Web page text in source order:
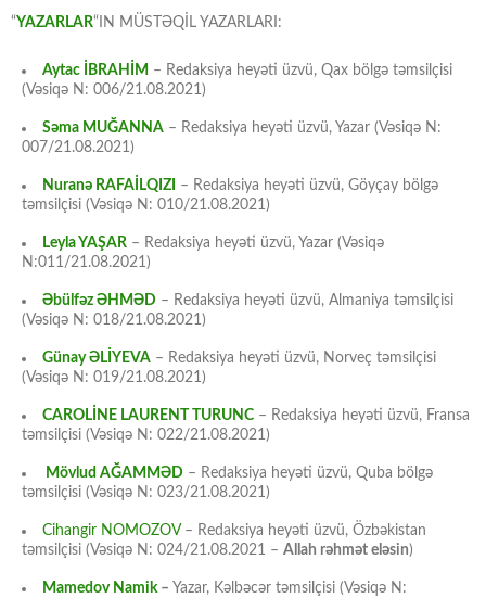
“YAZARLAR“IN MÜSTƏQİL YAZARLARI:
Aytac İBRAHİM – Redaksiya heyəti üzvü, Qax bölgə təmsilçisi
(Vəsiqə N: 006/21.08.2021)
Səma MUĞANNA – Redaksiya heyəti üzvü, Yazar (Vəsiqə N:
007/21.08.2021)
Nuranə RAFAİLQIZI
– Redaksiya heyəti üzvü, Göyçay bölgə
təmsilçisi (Vəsiqə N: 010/21.08.2021)
Leyla YAŞAR – Redaksiya heyəti üzvü, Yazar (Vəsiqə
N:011/21.08.2021)
Əbülfəz ƏHMƏD – Redaksiya heyəti üzvü, Almaniya təmsilçisi
(Vəsiqə N: 018/21.08.2021)
Günay ƏLİYEVA – Redaksiya heyəti üzvü, Norveç təmsilçisi
(Vəsiqə N: 019/21.08.2021)
CAROLİNE LAURENT TURUNC – Redaksiya heyəti üzvü, Fransa
təmsilçisi (Vəsiqə N: 022/21.08.2021)
Mövlud AĞAMMƏD – Redaksiya heyəti üzvü, Quba bölgə
təmsilçisi (Vəsiqə N: 023/21.08.2021)
Cihangir NOMOZOV– Redaksiya heyəti üzvü, Özbəkistan
təmsilçisi (Vəsiqə N: 024/21.08.2021 – Allah rəhmət eləsin)
Mamedov Namik– Yazar, Kəlbəcər təmsilçisi (Vəsiqə N: